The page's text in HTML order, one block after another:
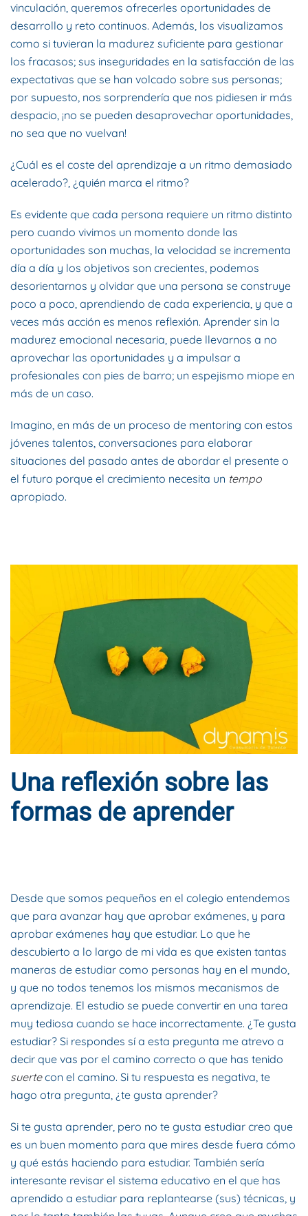
vinculación, queremos ofrecerles oportunidades de
desarrollo y reto continuos. Además, los visualizamos
como si tuvieran la madurez suficiente para gestionar
los fracasos; sus inseguridades en la satisfacción de las
expectativas que se han volcado sobre sus personas;
por supuesto, nos sorprendería que nos pidiesen ir más
despacio, ¡no se pueden desaprovechar oportunidades,
no sea que no vuelvan!
¿Cuál es el coste del aprendizaje a un ritmo demasiado
acelerado?, ¿quién marca el ritmo?
Es evidente que cada persona requiere un ritmo distinto
pero cuando vivimos un momento donde las
oportunidades son muchas, la velocidad se incrementa
día a día y los objetivos son crecientes, podemos
desorientarnos y olvidar que una persona se construye
poco a poco, aprendiendo de cada experiencia, y que a
veces más acción es menos reflexión. Aprender sin la
madurez emocional necesaria, puede llevarnos a no
aprovechar las oportunidades y a impulsar a
profesionales con pies de barro; un espejismo miope en
más de un caso.
Imagino, en más de un proceso de mentoring con estos
jóvenes talentos, conversaciones para elaborar
situaciones del pasado antes de abordar el presente o
el futuro porque el crecimiento necesita un tempo
apropiado.
Una reflexión sobre las
formas de aprender
Desde que somos pequeños en el colegio entendemos
que para avanzar hay que aprobar exámenes, y para
aprobar exámenes hay que estudiar. Lo que he
descubierto a lo largo de mi vida es que existen tantas
maneras de estudiar como personas hay en el mundo,
y que no todos tenemos los mismos mecanismos de
aprendizaje. El estudio se puede convertir en una tarea
muy tediosa cuando se hace incorrectamente. ¿Te gusta
estudiar? Si respondes sí a esta pregunta me atrevo a
decir que vas por el camino correcto o que has tenido
suertecon el camino. Si tu respuesta es negativa, te
hago otra pregunta, ¿te gusta aprender?
Si te gusta aprender, pero no te gusta estudiar creo que
es un buen momento para que mires desde fuera cómo
y qué estás haciendo para estudiar. También sería
interesante revisar el sistema educativo en el que has
aprendido a estudiar para replantearse (sus) técnicas, y